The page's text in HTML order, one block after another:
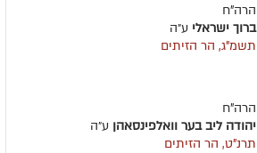
הרה"ח
ברוך ישראלי ע״ה
תשמ"ג, הר הזיתים
הרה"ח
יהודה ליב בער וואלפינסאהן ע״ה
תרנ"ט, הר הזיתים